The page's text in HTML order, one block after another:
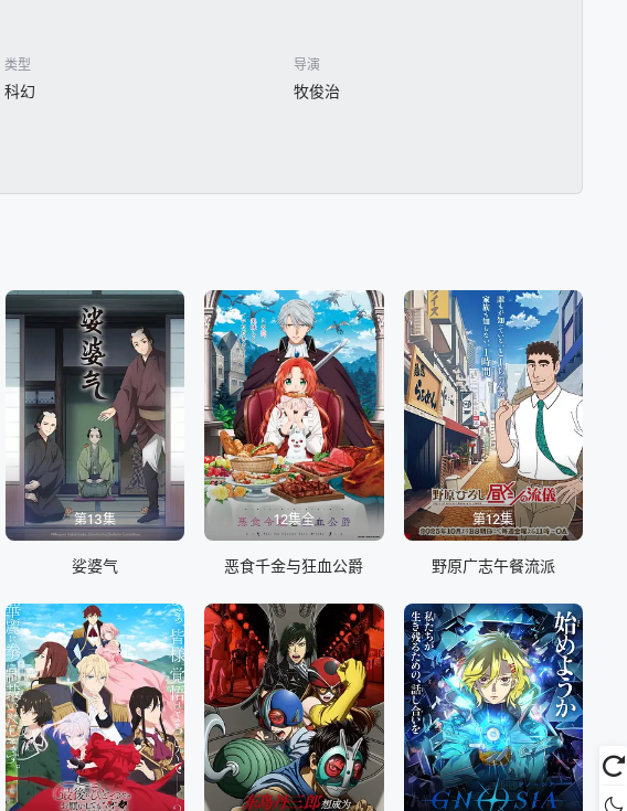
类型
科幻
导演
牧俊治
第13集
娑婆气
12集全
恶食千金与狂血公爵
第12集
野原广志午餐流派